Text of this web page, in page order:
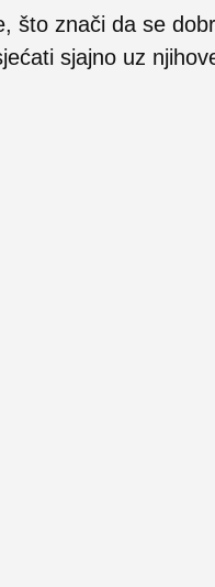
što znači da se
sjajno uz